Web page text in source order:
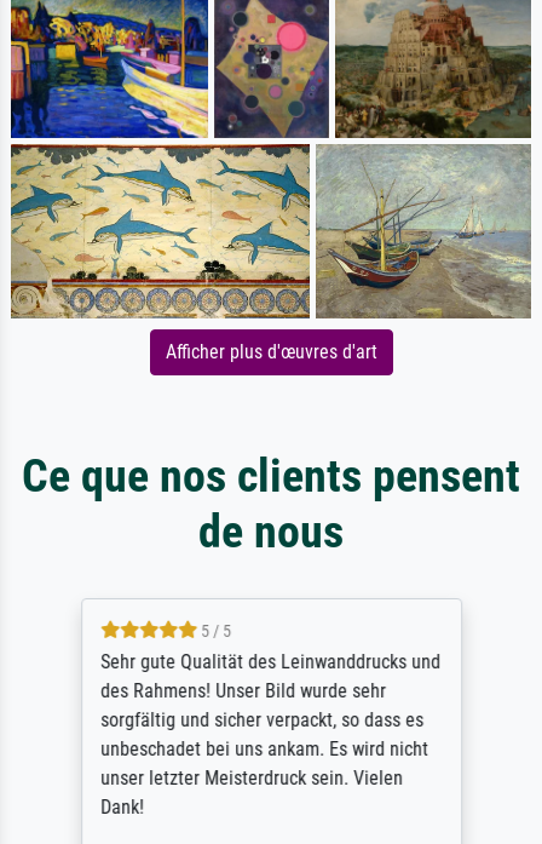
Afficher plus d'œuvres d'art
Ce que nos clients pensent
de nous
5 / 5
Sehr gute Qualität des Leinwanddrucks und
des Rahmens! Unser Bild wurde sehr
sorgfältig und sicher verpackt, so dass es
unbeschadet bei uns ankam. Es wird nicht
unser letzter Meisterdruck sein. Vielen
Dank!